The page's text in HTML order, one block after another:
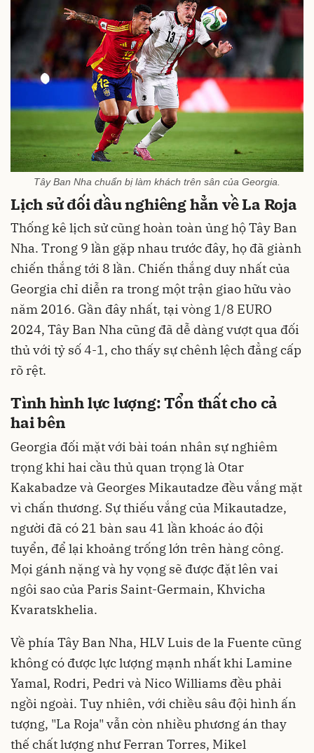
Tây Ban Nha chuẩn bị làm khách trên sân của Georgia.
Lịch sử đối đầu nghiêng hẳn về La Roja
Thống kê lịch sử cũng hoàn toàn ủng hộ Tây Ban
Nha. Trong 9 lần gặp nhau trước đây, họ đã giành
chiến thắng tới 8 lần. Chiến thắng duy nhất của
Georgia chỉ diễn ra trong một trận giao hữu vào
năm 2016. Gần đây nhất, tại vòng 1/8 EURO
2024, Tây Ban Nha cũng đã dễ dàng vượt qua đối
thủ với tỷ số 4-1, cho thấy sự chênh lệch đẳng cấp
rõ rệt.
Tình hình lực lượng: Tổn thất cho cả
hai bên
Georgia đối mặt với bài toán nhân sự nghiêm
trọng khi hai cầu thủ quan trọng là Otar
Kakabadze và Georges Mikautadze đều vắng mặt
vì chấn thương. Sự thiếu vắng của Mikautadze,
người đã có 21 bàn sau 41 lần khoác áo đội
tuyển, để lại khoảng trống lớn trên hàng công.
Mọi gánh nặng và hy vọng sẽ được đặt lên vai
ngôi sao của Paris Saint-Germain, Khvicha
Kvaratskhelia.
Về phía Tây Ban Nha, HLV Luis de la Fuente cũng
không có được lực lượng mạnh nhất khi Lamine
Yamal, Rodri, Pedri và Nico Williams đều phải
ngồi ngoài. Tuy nhiên, với chiều sâu đội hình ấn
tượng, "La Roja" vẫn còn nhiều phương án thay
thế chất lượng như Ferran Torres, Mikel